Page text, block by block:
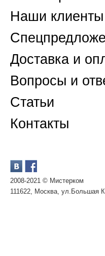
Наши клиенты
Доставка и
Вопросы и
Статьи
Контакты
2008-2021 © Мистерком
111622, Москва, ул.Большая